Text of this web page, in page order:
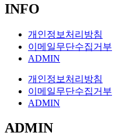
INFO
개인정보처리방침
이메일무단수집거부
ADMIN
개인정보처리방침
이메일무단수집거부
ADMIN
ADMIN